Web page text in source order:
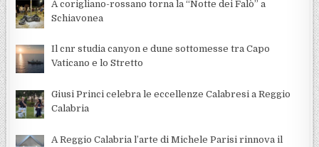
A corigliano-rossano torna la “Notte dei Falò” a
Schiavonea
Il cnr studia canyon e dune sottomesse tra Capo
Vaticano e lo Stretto
Giusi Princi celebra le eccellenze Calabresi a Reggio
Calabria
A Reggio Calabria l’arte di Michele Parisi rinnova il